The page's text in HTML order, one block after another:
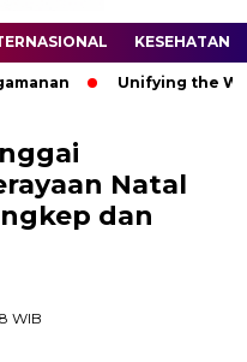
KESEHATAN
Unifying the World
Natal
dan
WIB